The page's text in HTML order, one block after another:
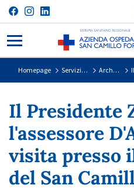
Il Presidente
Homepage Servizi per il Cittadino Archivio Covid-19
Il Presidente
l'assessore
visita presso
del San